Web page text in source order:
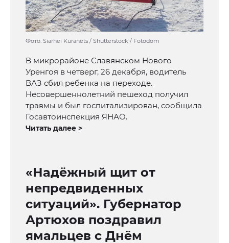
Фото: Siarhei Kuranets / Shutterstock / Fotodom
В микрорайоне Славянском Нового
Уренгоя в четверг, 26 декабря, водитель
ВАЗ сбил ребенка на переходе.
Несовершеннолетний пешеход получил
травмы и был госпитализирован, сообщила
Госавтоинспекция ЯНАО.
Читать далее >
«Надёжный щит от
непредвиденных
ситуаций». Губернатор
Артюхов поздравил
ямальцев с Днём